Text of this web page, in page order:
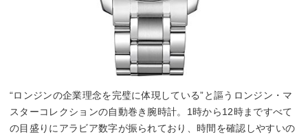
“ロンジンの企業理念を完璧に体現している”と謳うロンジン・マ
スターコレクションの自動巻き腕時計。1時から12時まですべて
の目盛りにアラビア数字が振られており、時間を確認しやすいの